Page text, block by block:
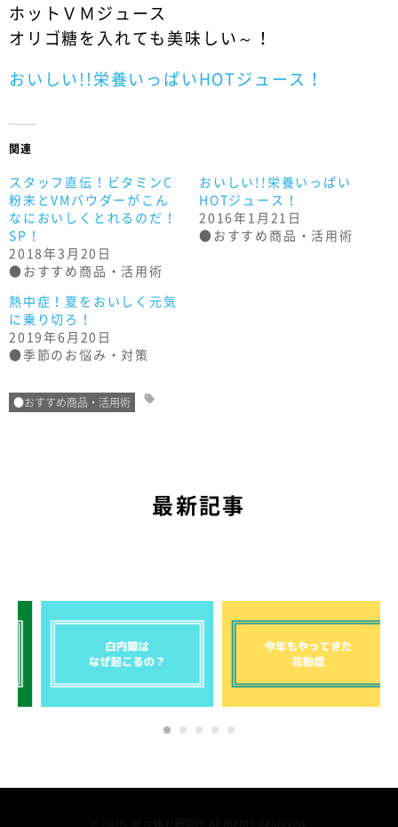
ホットＶＭジュース
オリゴ糖を入れても美味しい～！
おいしい!!栄養いっぱいHOTジュース！
関連
スタッフ直伝！ビタミンC
粉末とVMパウダーがこん
なにおいしくとれるのだ！
SP！
2018年3月20日
●おすすめ商品・活用術
おいしい!!栄養いっぱい
HOTジュース！
2016年1月21日
●おすすめ商品・活用術
熱中症！夏をおいしく元気
に乗り切ろ！
2019年6月20日
●季節のお悩み・対策
●おすすめ商品・活用術
最新記事